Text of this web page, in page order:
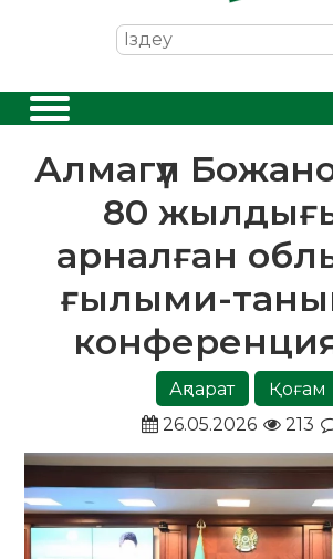
Алмагүл
80
арналған
ғылыми-
конференция
Ақпарат
Қоғам
26.05.2026
213